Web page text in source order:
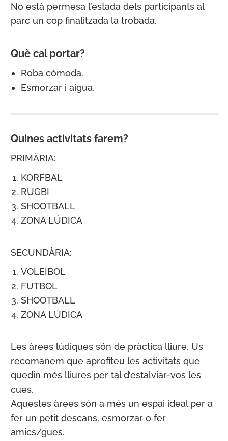
No està permesa l’estada dels participants al
parc un cop finalitzada la trobada.
Què cal portar?
Roba còmoda.
Esmorzar i aigua.
Quines activitats farem?
PRIMÀRIA:
KORFBAL
RUGBI
SHOOTBALL
ZONA LÚDICA
SECUNDÀRIA:
VOLEIBOL
FUTBOL
SHOOTBALL
ZONA LÚDICA
Les àrees lúdiques són de pràctica lliure. Us
recomanem que aprofiteu les activitats que
quedin més lliures per tal d’estalviar-vos les
cues.
Aquestes àrees són a més un espai ideal per a
fer un petit descans, esmorzar o fer
amics/gues.